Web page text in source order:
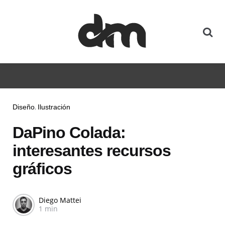
Diseño Ilustración
DaPino Colada:
interesantes recursos
gráficos
Diego Mattei
1 min